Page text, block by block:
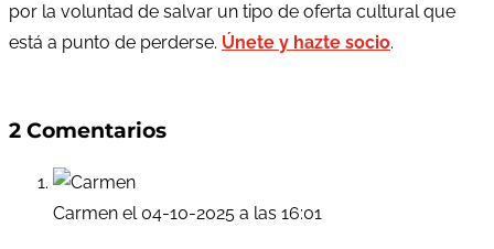
por la voluntad de salvar un tipo de oferta cultural que
está a punto de perderse. Únete y hazte socio.
2 Comentarios
Carmen el 04-10-2025 a las 16:01